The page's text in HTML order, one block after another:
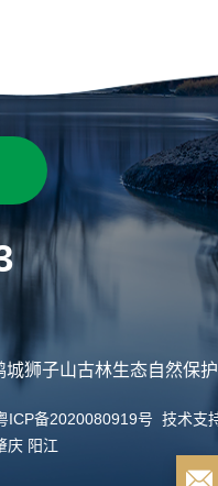
狮子山古林生态自然保
ICP备2020080919号 技术支
庆 阳江